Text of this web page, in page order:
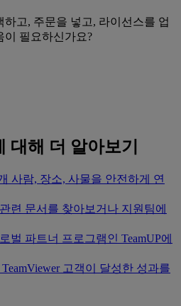
하고, 주문을 넣고, 라이선스를 업
이 필요하신가요?
대해 더 알아보기
사람, 장소, 사물을 안전하게 연
관련 문서를 찾아보거나 지원팀에
벌 파트너 프로그램인 TeamUP에
TeamViewer 고객이 달성한 성과를